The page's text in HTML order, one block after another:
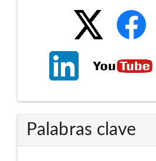
Sociales
Palabras clave